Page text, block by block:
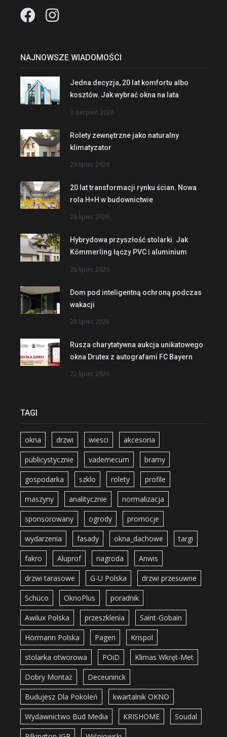
NAJNOWSZE WIADOMOŚCI
Jedna decyzja, 20 lat komfortu albo
kosztów. Jak wybrać okna na lata
3 sierpień 2026
Rolety zewnętrzne jako naturalny
klimatyzator
29 lipiec 2026
20 lat transformacji rynku ścian. Nowa
rola H+H w budownictwie
28 lipiec 2026
Hybrydowa przyszłość stolarki. Jak
Kömmerling łączy PVC i aluminium
28 lipiec 2026
Dom pod inteligentną ochroną podczas
wakacji
28 lipiec 2026
Rusza charytatywna aukcja unikatowego
okna Drutex z autografami FC Bayern
22 lipiec 2026
TAGI
okna drzwi wiesci akcesoria
publicystycznie vademecum bramy
gospodarka szklo rolety profile
maszyny analitycznie normalizacja
sponsorowany ogrody promocje
wydarzenia fasady okna_dachowe targi
fakro Aluprof nagroda Anwis
drzwi tarasowe G-U Polska drzwi przesuwne
Schüco OknoPlus poradnik
Awilux Polska przeszklenia Saint-Gobain
Hörmann Polska Pagen Krispol
stolarka otworowa POiD Klimas Wkręt-Met
Dobry Montaż Deceuninck
Budujesz Dla Pokoleń kwartalnik OKNO
Wydawnictwo Bud Media KRISHOME Soudal